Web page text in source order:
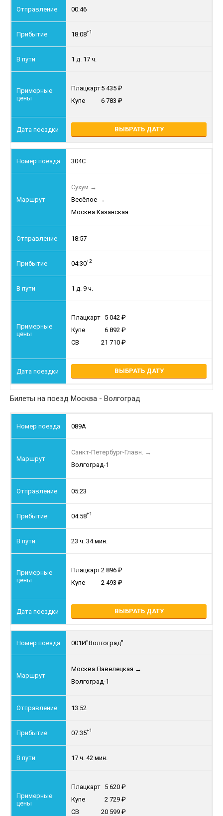
00:46
18:08+1
1 д. 17 ч.
Плацкарт5 435
Купе
6 783
ВЫБРАТЬ ДАТУ
304С
Сухум →
Весёлое →
Москва Казанская
18:57
04:30+2
1 д. 9 ч.
Плацкарт 5 042
Купе
6 892
СВ
21 710
ВЫБРАТЬ ДАТУ
Билеты на поезд Москва - Волгоград
089А
Санкт-Петербург-Главн. →
Волгоград-1
05:23
04:58+1
23 ч. 34 мин.
Плацкарт2 896
Купе
2 493
ВЫБРАТЬ ДАТУ
001И"Волгоград"
Москва Павелецкая →
Волгоград-1
13:52
07:35+1
17 ч. 42 мин.
Плацкарт 5 620
Купе
2 729
СВ
20 599